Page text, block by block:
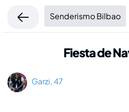
Senderismo Bilbao
Fiesta de
Garzi, 47